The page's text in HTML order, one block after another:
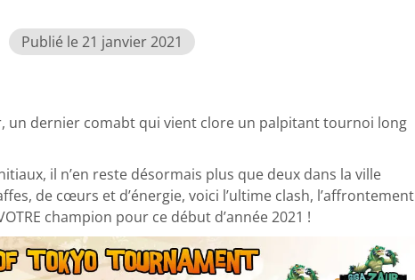
Publié le 21 janvier 2021
un dernier comabt qui vient clore un palpitant tournoi long
il n’en reste désormais plus que deux dans la ville
de cœurs et d’énergie, voici l’ultime clash, l’affrontement
champion pour ce début d’année 2021 !